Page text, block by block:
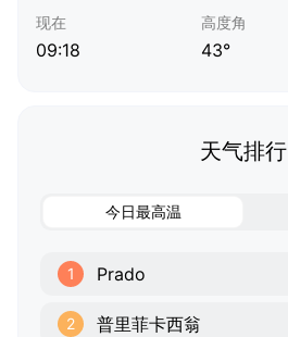
现在
09:18
高度角
43°
天气排行
今日最高温
1 Prado
2 普里菲卡西翁